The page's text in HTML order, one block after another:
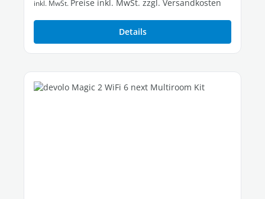
inkl. MwSt. Preise inkl. MwSt. zzgl. Versandkosten
Details